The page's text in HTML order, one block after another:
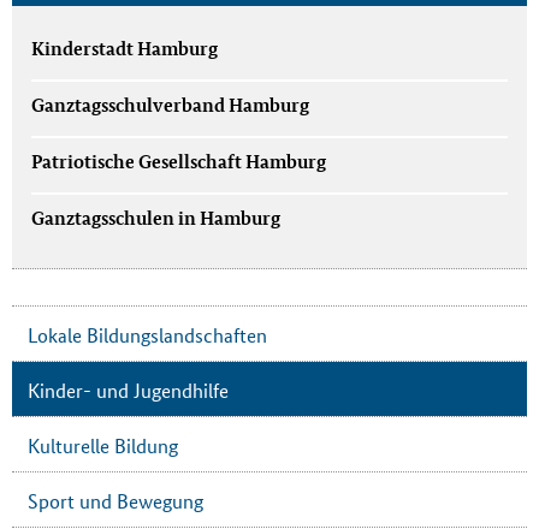
Kinderstadt Hamburg
Ganztagsschulverband Hamburg
Patriotische Gesellschaft Hamburg
Ganztagsschulen in Hamburg
Lokale Bildungslandschaften
Kinder- und Jugendhilfe
Kulturelle Bildung
Sport und Bewegung